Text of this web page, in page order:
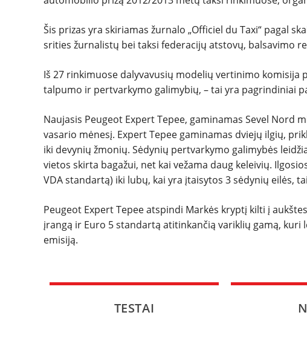
Šis prizas yra skiriamas žurnalo „Officiel du Taxi“ pagal
srities žurnalistų bei taksi federacijų atstovų, balsavimo
Iš 27 rinkimuose dalyvavusių modelių vertinimo komisija
talpumo ir pertvarkymo galimybių, – tai yra pagrindiniai
Naujasis Peugeot Expert Tepee, gaminamas Sevel Nord
vasario mėnesį. Expert Tepee gaminamas dviejų ilgių,
iki devynių žmonių. Sėdynių pertvarkymo galimybės
vietos skirta bagažui, net kai vežama daug keleivių.
VDA standartą) iki lubų, kai yra įtaisytos 3 sėdynių eilės,
Peugeot Expert Tepee atspindi Markės kryptį kilti į
įrangą ir Euro 5 standartą atitinkančią variklių gamą, kuri
emisiją.
TESTAI